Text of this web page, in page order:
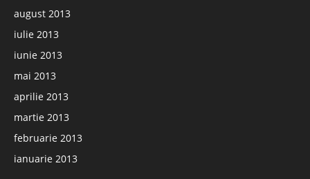
august 2013
iulie 2013
iunie 2013
mai 2013
aprilie 2013
martie 2013
februarie 2013
ianuarie 2013